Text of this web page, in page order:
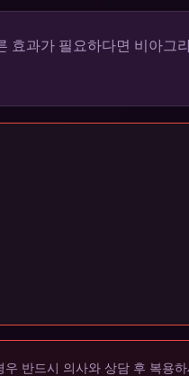
효과가 필요하다면 비아
반드시 의사와 상담 후 복용